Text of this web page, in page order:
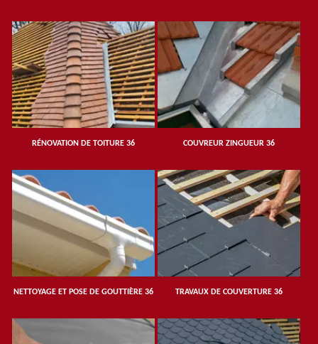
RÉNOVATION DE TOITURE 36 COUVREUR ZINGUEUR 36
NETTOYAGE ET POSE DE GOUTTIÈRE 36 TRAVAUX DE COUVERTURE 36